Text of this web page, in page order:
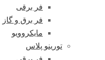
فر برقی
فر برق و گاز
مایکروویو
تورینو پلاس